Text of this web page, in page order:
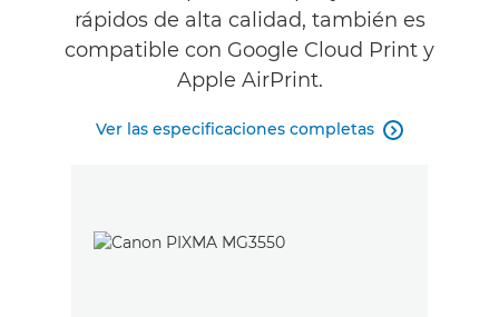
rápidos de alta calidad, también es
compatible con Google Cloud Print y
Apple AirPrint.
Ver las especificaciones completas 